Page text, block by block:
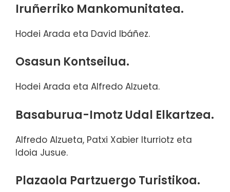
Iruñerriko Mankomunitatea.
Hodei Arada eta David Ibáñez.
Osasun Kontseilua.
Hodei Arada eta Alfredo Alzueta.
Basaburua-Imotz Udal Elkartzea.
Alfredo Alzueta, Patxi Xabier Iturriotz eta
Idoia Jusue.
Plazaola Partzuergo Turistikoa.